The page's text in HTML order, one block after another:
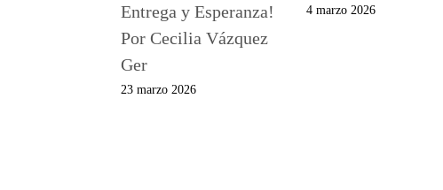
Entrega y Esperanza!
Por Cecilia Vázquez
Ger
23 marzo 2026
4 marzo 2026